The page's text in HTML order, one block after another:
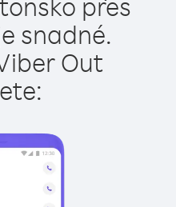
snadné.
Out